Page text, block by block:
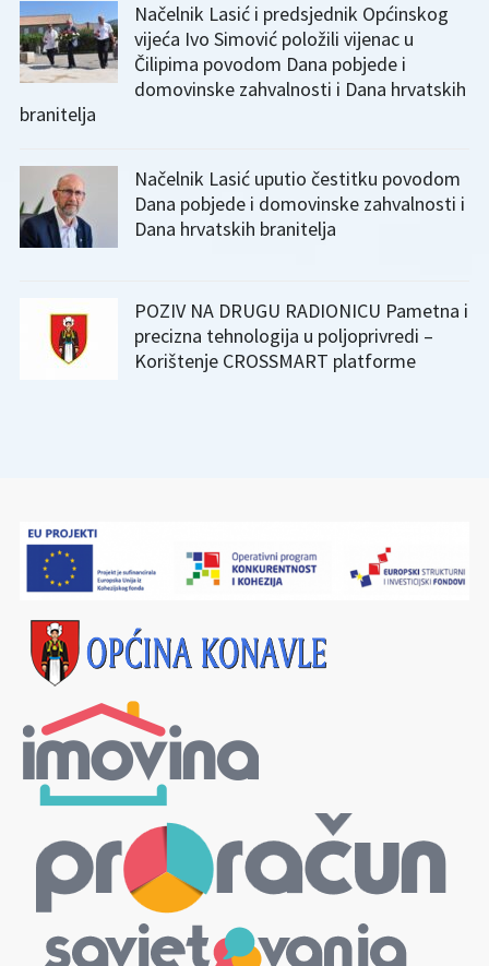
Načelnik Lasić i predsjednik Općinskog
vijeća Ivo Simović položili vijenac u
Čilipima povodom Dana pobjede i
domovinske zahvalnosti i Dana hrvatskih
branitelja
Načelnik Lasić uputio čestitku povodom
Dana pobjede i domovinske zahvalnosti i
Dana hrvatskih branitelja
POZIV NA DRUGU RADIONICU Pametna i
precizna tehnologija u poljoprivredi –
Korištenje CROSSMART platforme